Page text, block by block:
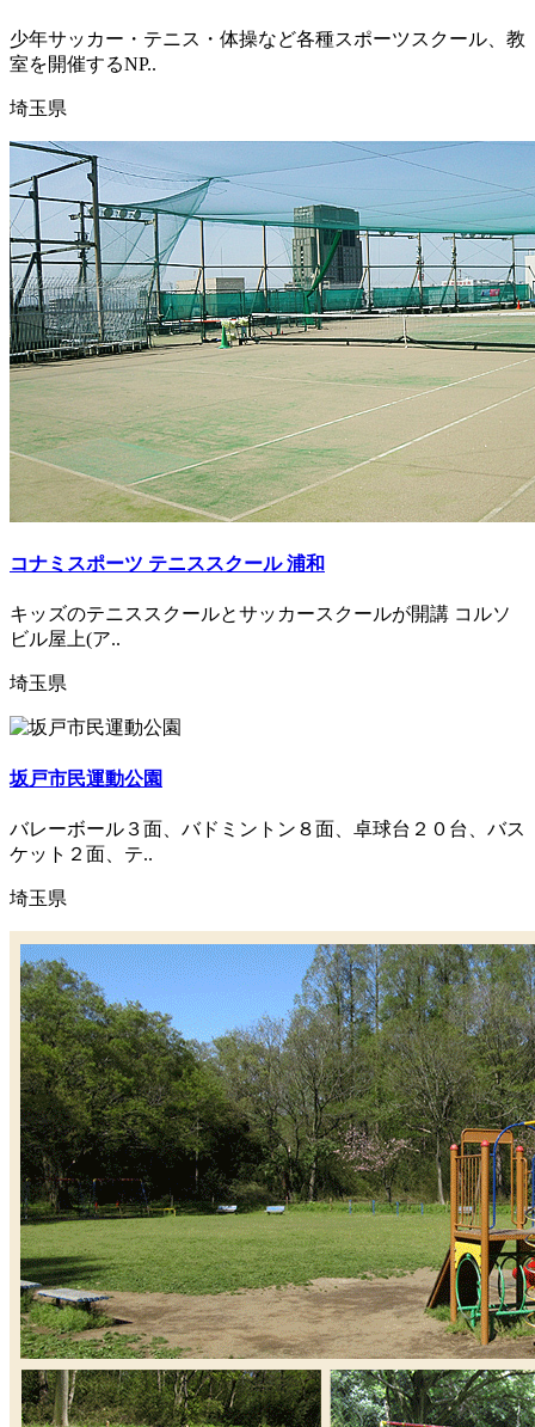
少年サッカー・テニス・体操など各種スポーツスクール、教
室を開催するNP..
埼玉県
コナミスポーツ テニススクール 浦和
キッズのテニススクールとサッカースクールが開講 コルソ
ビル屋上(ア..
埼玉県
坂戸市民運動公園
バレーボール３面、バドミントン８面、卓球台２０台、バス
ケット２面、テ..
埼玉県